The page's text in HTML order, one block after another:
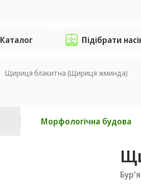
Каталог Підібрати
Щириця блакитна (Щириця жминда)
Морфологічна будова